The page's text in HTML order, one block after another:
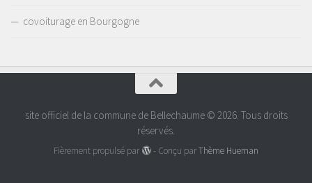
covoiturage en Bourgogne
site officiel de la commune de Bellechaume © 2026. Tous droits
réservés.
Fièrement propulsé par - Conçu parThème Hueman